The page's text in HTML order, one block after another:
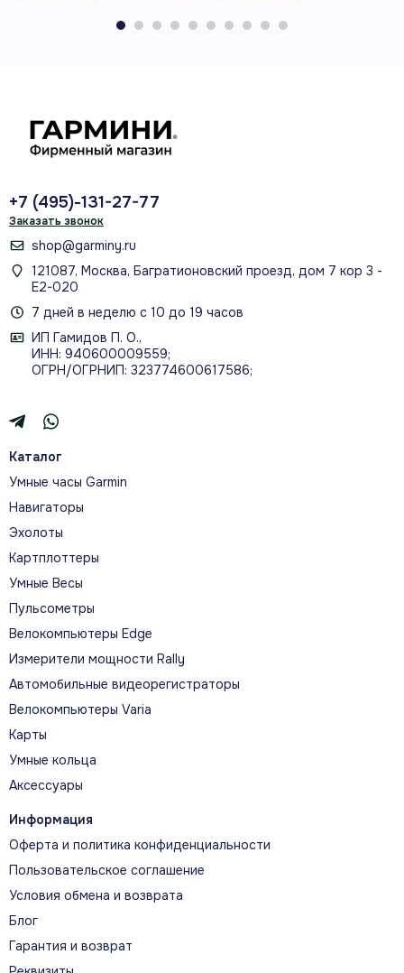
+7 (495)-131-27-77
Заказать звонок
shop@garminy.ru
121087, Москва, Багратионовский проезд, дом 7 кор 3 -
Е2-020
7 дней в неделю с 10 до 19 часов
ИП Гамидов П. О.,
ИНН: 940600009559;
ОГРН/ОГРНИП: 323774600617586;
Каталог
Умные часы Garmin
Навигаторы
Эхолоты
Картплоттеры
Умные Весы
Пульсометры
Велокомпьютеры Edge
Измерители мощности Rally
Автомобильные видеорегистраторы
Велокомпьютеры Varia
Карты
Умные кольца
Аксессуары
Информация
Оферта и политика конфиденциальности
Пользовательское соглашение
Условия обмена и возврата
Блог
Гарантия и возврат